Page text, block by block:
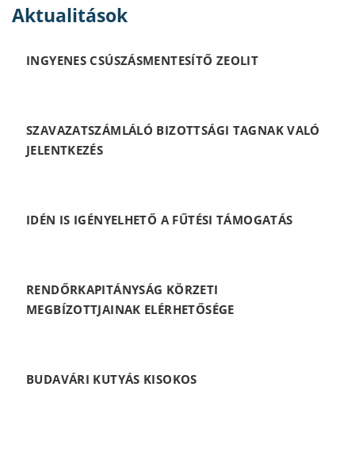
Aktualitások
INGYENES CSÚSZÁSMENTESÍTŐ ZEOLIT
SZAVAZATSZÁMLÁLÓ BIZOTTSÁGI TAGNAK VALÓ
JELENTKEZÉS
IDÉN IS IGÉNYELHETŐ A FŰTÉSI TÁMOGATÁS
RENDŐRKAPITÁNYSÁG KÖRZETI
MEGBÍZOTTJAINAK ELÉRHETŐSÉGE
BUDAVÁRI KUTYÁS KISOKOS